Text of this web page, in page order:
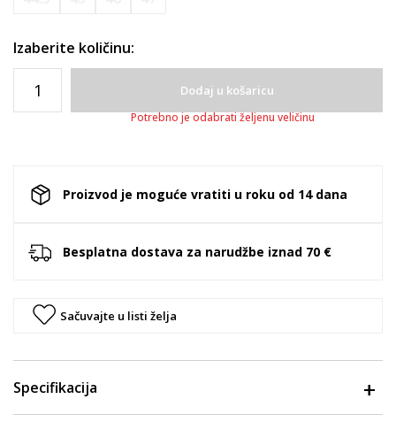
Izaberite količinu:
Dodaj u košaricu
Potrebno je odabrati željenu veličinu
Proizvod je moguće vratiti u roku od 14 dana
Besplatna dostava za narudžbe iznad 70 €
Sačuvajte u listi želja
Specifikacija